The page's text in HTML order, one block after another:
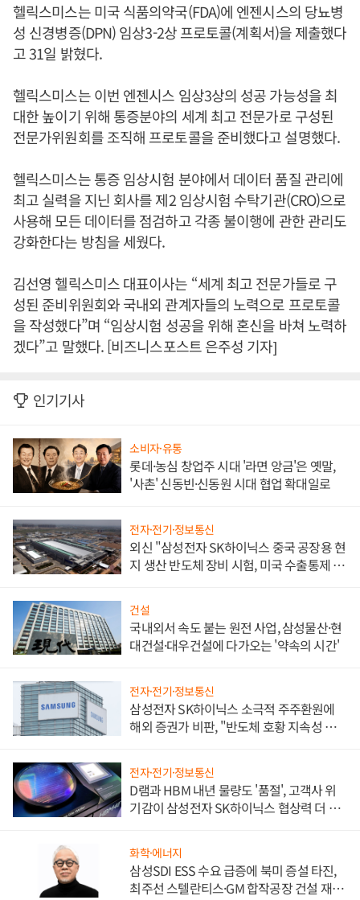
헬릭스미스는 미국 식품의약국(FDA)에 엔젠시스의 당뇨병
성 신경병증(DPN) 임상3-2상 프로토콜(계획서)을 제출했다
고 31일 밝혔다.
헬릭스미스는 이번 엔젠시스 임상3상의 성공 가능성을 최
대한 높이기 위해 통증분야의 세계 최고 전문가로 구성된
전문가위원회를 조직해 프로토콜을 준비했다고 설명했다.
헬릭스미스는 통증 임상시험 분야에서 데이터 품질 관리에
최고 실력을 지닌 회사를 제2 임상시험 수탁기관(CRO)으로
사용해 모든 데이터를 점검하고 각종 불이행에 관한 관리도
강화한다는 방침을 세웠다.
김선영 헬릭스미스 대표이사는 “세계 최고 전문가들로 구
성된 준비위원회와 국내외 관계자들의 노력으로 프로토콜
을 작성했다”며 “임상시험 성공을 위해 혼신을 바쳐 노력하
겠다”고 말했다. [비즈니스포스트 은주성 기자]
인기기사
소비자·유통
롯데·농심 창업주 시대 '라면 앙금'은 옛말,
'사촌' 신동빈·신동원 시대 협업 확대일로
전자·전기·정보통신
외신 "삼성전자 SK하이닉스 중국 공장용 현
지 생산 반도체 장비 시험, 미국 수출통제 대
건설
국내외서 속도 붙는 원전 사업, 삼성물산·현
대건설·대우건설에 다가오는 '약속의 시간'
전자·전기·정보통신
삼성전자 SK하이닉스 소극적 주주환원에
해외 증권가 비판, "반도체 호황 지속성 의
전자·전기·정보통신
D램과 HBM 내년 물량도 '품절', 고객사 위
기감이 삼성전자 SK하이닉스 협상력 더 키
화학·에너지
삼성SDI ESS 수요 급증에 북미 증설 타진,
최주선 스텔란티스·GM 합작공장 건설 재추